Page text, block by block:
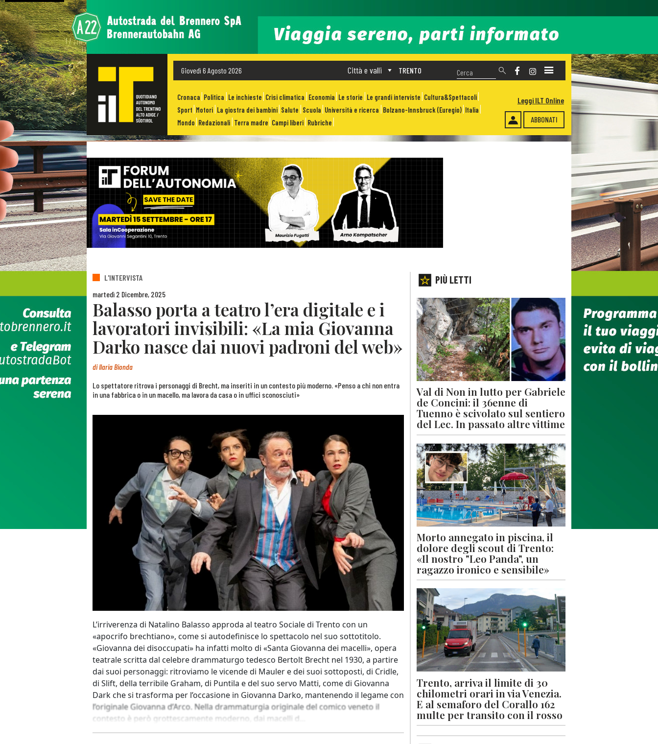
Giovedì 6 Agosto 2026 TRENTO
Città e valli
Cronaca Politica Le inchieste Crisi climatica Economia Le storie Le grandi interviste Cultura&Spettacoli
Sport Motori La giostra dei bambini Salute Scuola Università e ricerca Bolzano-Innsbruck (Euregio) Italia
Mondo Redazionali Terra madre Campi liberi Rubriche ABBONATI
Leggi ILT Online
L'INTERVISTA
martedì 2 Dicembre, 2025
Balasso porta a teatro l’era digitale e i
lavoratori invisibili: «La mia Giovanna
Darko nasce dai nuovi padroni del web»
diIlaria Bionda
Lo spettatore ritrova i personaggi di Brecht, ma inseriti in un contesto più moderno. «Penso a chi non entra
in una fabbrica o in un macello, ma lavora da casa o in uffici sconosciuti»
L’irriverenza di Natalino Balasso approda al teatro Sociale di Trento con un
«apocrifo brechtiano», come si autodefinisce lo spettacolo nel suo sottotitolo.
«Giovanna dei disoccupati» ha infatti molto di «Santa Giovanna dei macelli», opera
teatrale scritta dal celebre drammaturgo tedesco Bertolt Brecht nel 1930, a partire
dai suoi personaggi: ritroviamo le vicende di Mauler e dei suoi sottoposti, di Cridle,
di Slift, della terribile Graham, di Puntila e del suo servo Matti, come di Giovanna
Dark che si trasforma per l’occasione in Giovanna Darko, mantenendo il legame con
l’originale Giovanna d’Arco. Nella drammaturgia originale del comico veneto il
contesto è però grottescamente moderno, dai macelli d...
PIÙ LETTI
Val di Non in lutto per Gabriele
de Concini: il 36enne di
Tuenno è scivolato sul sentiero
del Lec. In passato altre vittime
Morto annegato in piscina, il
dolore degli scout di Trento:
«Il nostro "Leo Panda", un
ragazzo ironico e sensibile»
Trento, arriva il limite di 30
chilometri orari in via Venezia.
E al semaforo del Corallo 162
multe per transito con il rosso